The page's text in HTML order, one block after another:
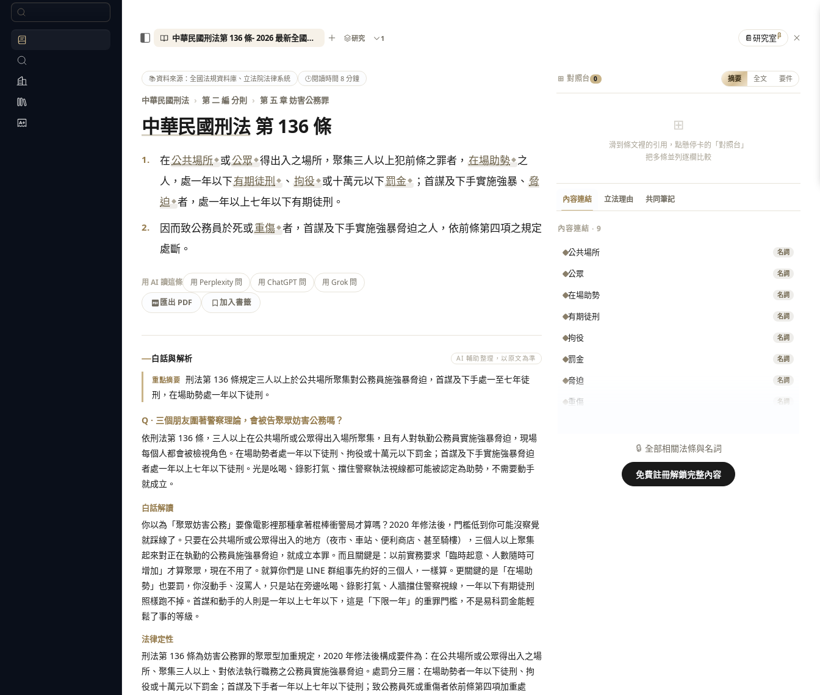
📚資料來源：全國法規資料庫、立法院法律系統 🕑閱讀時間 8 分鐘
中華民國刑法 › 第 二 編 分則 › 第 五 章 妨害公務罪
中華民國刑法第 136 條
1. 在公共場所 或公眾 得出入之場所，聚集三人以上犯前條之罪者， 在場助勢 之
人，處一年以下有期徒刑 、 拘役 或十萬元以下罰金 ；首謀及下手實施強暴、 脅
迫 者，處一年以上七年以下有期徒刑。
2. 因而致公務員於死或重傷 者，首謀及下手實施強暴脅迫之人，依前條第四項之規定
處斷。
用 AI 讀這條 用 Perplexity 問 用 ChatGPT 問
用 Grok 問
匯出 PDF
加入書籤
匯出 PDF
加入書籤
白話與解析 AI 輔助整理，以原文為準
重點摘要 刑法第 136 條規定三人以上於公共場所聚集對公務員施強暴脅迫，首謀及下手處一至七年徒
刑，在場助勢處一年以下徒刑。
Q · 三個朋友圍著警察理論，會被告聚眾妨害公務嗎？
依刑法第 136 條，三人以上在公共場所或公眾得出入場所聚集，且有人對執勤公務員實施強暴脅迫，現場
每個人都會被檢視角色。在場助勢者處一年以下徒刑、拘役或十萬元以下罰金；首謀及下手實施強暴脅迫
者處一年以上七年以下徒刑。光是吆喝、錄影打氣、擋住警察執法視線都可能被認定為助勢，不需要動手
就成立。
白話解讀
你以為「聚眾妨害公務」要像電影裡那種拿著棍棒衝警局才算嗎？2020 年修法後，門檻低到你可能沒察覺
就踩線了。只要在公共場所或公眾得出入的地方（夜市、車站、便利商店、甚至騎樓），三個人以上聚集
起來對正在執勤的公務員施強暴脅迫，就成立本罪。而且關鍵是：以前實務要求「臨時起意、人數隨時可
增加」才算聚眾，現在不用了。就算你們是 LINE 群組事先約好的三個人，一樣算。更關鍵的是「在場助
勢」也要罰，你沒動手、沒罵人，只是站在旁邊吆喝、錄影打氣、人牆擋住警察視線，一年以下有期徒刑
照樣跑不掉。首謀和動手的人則是一年以上七年以下，這是「下限一年」的重罪門檻，不是易科罰金能輕
鬆了事的等級。
法律定性
刑法第 136 條為妨害公務罪的聚眾型加重規定，2020 年修法後構成要件為：在公共場所或公眾得出入之場
所、聚集三人以上、對依法執行職務之公務員實施強暴脅迫。處罰分三層：在場助勢者一年以下徒刑、拘
役或十萬元以下罰金；首謀及下手者一年以上七年以下徒刑；致公務員死或重傷者依前條第四項加重處
⊞ 對照台 0 摘要 全文 要件
⊞
滑到條文裡的引用，點懸停卡的「對照台」
把多條並列逐欄比較
內容連結 立法理由 共同筆記
內容連結 · 9
公共場所 名詞
公眾 名詞
在場助勢 名詞
有期徒刑 名詞
拘役 名詞
罰金 名詞
脅迫 名詞
重傷 名詞
🔒 全部相關法條與名詞
免費註冊解鎖完整內容
中華民國刑法第 136 條- 2026 最新全國法規資料庫 研究 1 📔研究室β